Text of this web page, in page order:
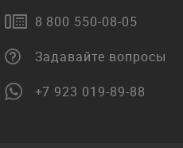
8 800 550-08-05
Задавайте вопросы
+7 923 019-89-88